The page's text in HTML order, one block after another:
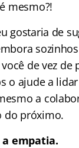
mesmo?!
gostaria de
de vez de
o ajude a
a
do próximo.
a empatia.